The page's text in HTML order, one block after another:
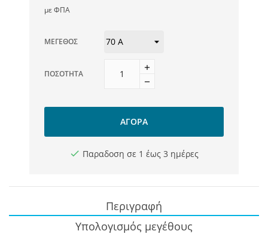
με ΦΠΑ
ΜΈΓΕΘΟΣ
ΠΟΣΌΤΗΤΑ
ΑΓΟΡΆ
Παραδοση σε 1 έως 3 ημέρες
Περιγραφή
Υπολογισμός μεγέθους